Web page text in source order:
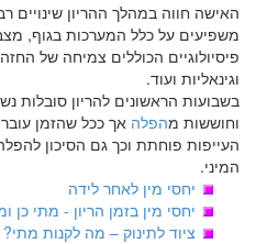
האישה חווה במהלך ההריון שינויים
משפיעים על כלל המערכות בגוף,
פיסיולוגיים הכוללים צמיחה של
וגינאליות ועוד.
בשבועות הראשונים להריון סובלות
וחוששות מהפלה אך ככל שהזמן
העייפות פוחתת וכך גם הסיכון
המיני.
יחסי מין לאחר לידה
יחסי מין בזמן הריון - מתי כן
ציוד לתינוק – מה לקנות מתי?